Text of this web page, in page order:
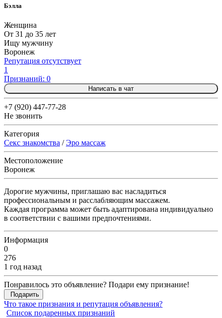
Бэлла
Женщина
От 31 до 35 лет
Ищу мужчину
Воронеж
Репутация отсутствует
1
Признаний: 0
Написать в чат
+7 (920) 447-77-28
Не звонить
Категория
Секс знакомства /Эро массаж
Местоположение
Воронеж
Дорогие мужчины, приглашаю вас насладиться
профессиональным и расслабляющим массажем.
Каждая программа может быть адаптирована индивидуально
в соответствии с вашими предпочтениями.
Информация
0
276
1 год назад
Понравилось это объявление? Подари ему признание!
Подарить
Что такое признания и репутация объявления?
Список подаренных признаний